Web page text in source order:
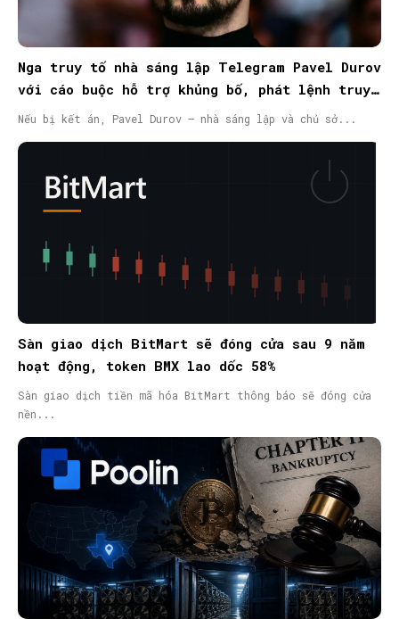
Nga truy tố nhà sáng lập Telegram Pavel Durov
với cáo buộc hỗ trợ khủng bố, phát lệnh truy
nã quốc tế
Nếu bị kết án, Pavel Durov – nhà sáng lập và chủ sở...
Sàn giao dịch BitMart sẽ đóng cửa sau 9 năm
hoạt động, token BMX lao dốc 58%
Sàn giao dịch tiền mã hóa BitMart thông báo sẽ đóng cửa
nền...